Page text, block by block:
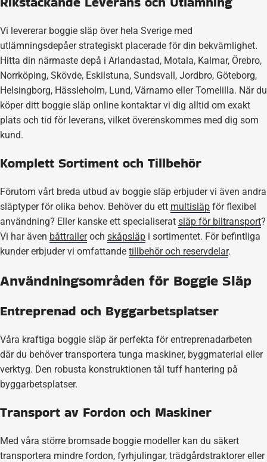
Vi levererar boggie släp över hela Sverige med
utlämningsdepåer strategiskt placerade för din bekvämlighet.
Hitta din närmaste depå i Arlandastad, Motala, Kalmar, Örebro,
Norrköping, Skövde, Eskilstuna, Sundsvall, Jordbro, Göteborg,
Helsingborg, Hässleholm, Lund, Värnamo eller Tomelilla. När du
köper ditt boggie släp online kontaktar vi dig alltid om exakt
plats och tid för leverans, vilket överenskommes med dig som
kund.
Komplett Sortiment och Tillbehör
Förutom vårt breda utbud av boggie släp erbjuder vi även andra
släptyper för olika behov. Behöver du ett multisläp för flexibel
användning? Eller kanske ett specialiserat släp för biltransport?
Vi har även båttraileroch skåpsläp i sortimentet. För befintliga
kunder erbjuder vi omfattande tillbehör och reservdelar.
Användningsområden för Boggie Släp
Entreprenad och Byggarbetsplatser
Våra kraftiga boggie släp är perfekta för entreprenadarbeten
där du behöver transportera tunga maskiner, byggmaterial eller
verktyg. Den robusta konstruktionen tål tuff hantering på
byggarbetsplatser.
Transport av Fordon och Maskiner
Med våra större bromsade boggie modeller kan du säkert
transportera mindre fordon, fyrhjulingar, trädgårdstraktorer eller